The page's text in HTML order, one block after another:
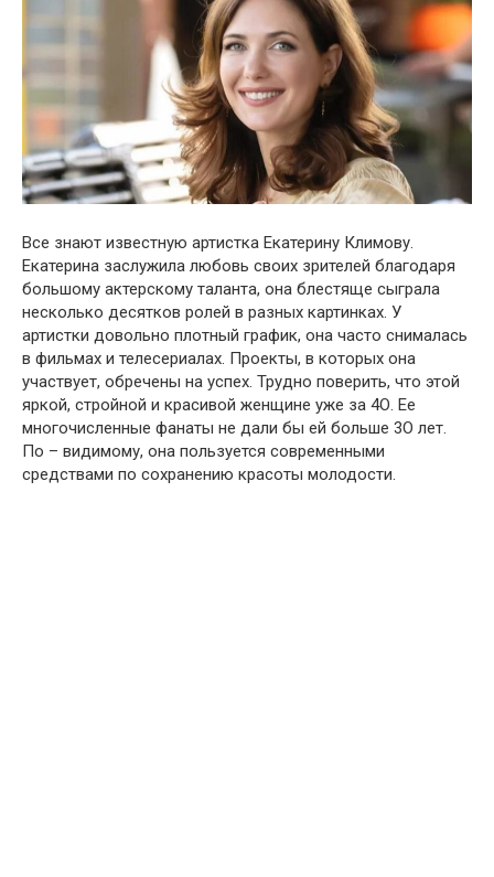
Все знают известную артистка Екатерину Климову.
Екатерина заслужила любовь своих зрителей благодаря
большому актерскому таланта, она блестяще сыграла
несколько десятков ролей в разных картинках. У
артистки довольно плотный график, она часто снималась
в фильмах и телесериалах. Проекты, в которых она
участвует, обречены на успех. Трудно поверить, что этой
яркой, стройной и красивой женщине уже за 4О. Ее
многочисленные фанаты не дали бы ей больше 3О лет.
По – видимому, она пользуется современными
средствами по сохранению красоты молодости.